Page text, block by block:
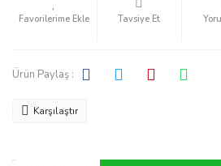
Tavsiye Et
Ürün Paylaş :
Karşılaştır